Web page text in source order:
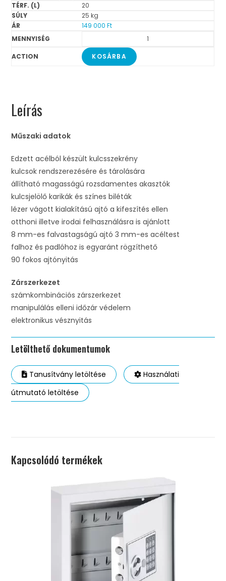
20
25 kg
149 000Ft
KOSÁRBA
Leírás
Műszaki adatok
Edzett acélból készült kulcsszekrény
kulcsok rendszerezésére és tárolására
állítható magasságú rozsdamentes akasztók
kulcsjelölő karikák és színes biléták
lézer vágott kialakítású ajtó a kifeszítés ellen
otthoni illetve irodai felhasználásra is ajánlott
8 mm-es falvastagságú ajtó 3 mm-es acéltest
falhoz és padlóhoz is egyaránt rögzíthető
90 fokos ajtónyitás
Zárszerkezet
számkombinációs zárszerkezet
manipulálás elleni időzár védelem
elektronikus vésznyitás
Letölthető dokumentumok
Tanusítvány letöltése
Használati
útmutató letöltése
Kapcsolódó termékek